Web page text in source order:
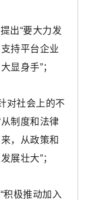
出“要大力发
持平台企业
显身手”；
对社会上的不
制度和法律
，从政策和
展壮大”；
极推动加入